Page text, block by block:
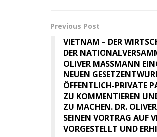
Previous Post
VIETNAM – DER
DER
OLIVER MASSMANN
NEUEN
ÖFFENTLICH-PRIVATE
ZU KOMMENTIEREN
ZU MACHEN. DR.
SEINEN VORTRAG AUF
VORGESTELLT UND